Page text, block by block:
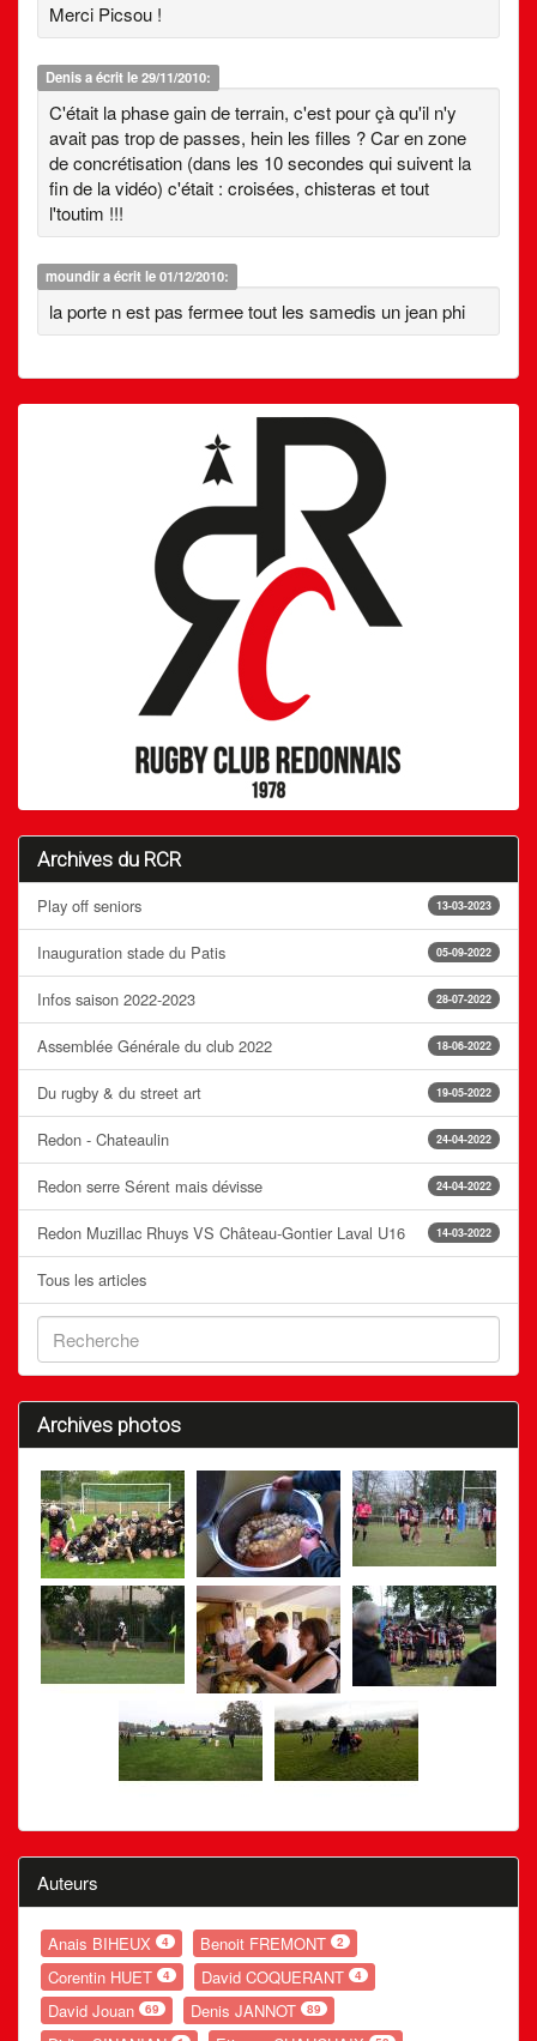
Merci Picsou !
Denisa écrit le 29/11/2010:
C'était la phase gain de terrain, c'est pour çà qu'il n'y
avait pas trop de passes, hein les filles ? Car en zone
de concrétisation (dans les 10 secondes qui suivent la
fin de la vidéo) c'était : croisées, chisteras et tout
l'toutim !!!
moundira écrit le 01/12/2010:
la porte n est pas fermee tout les samedis un jean phi
Archives du RCR
13-03-2023
Play off seniors
05-09-2022
Inauguration stade du Patis
28-07-2022
Infos saison 2022-2023
18-06-2022
Assemblée Générale du club 2022
19-05-2022
Du rugby & du street art
24-04-2022
Redon - Chateaulin
24-04-2022
Redon serre Sérent mais dévisse
14-03-2022
Redon Muzillac Rhuys VS Château-Gontier Laval U16
Tous les articles
Archives photos
Auteurs
Anais BIHEUX 4 Benoit FREMONT 2
Corentin HUET 4 David COQUERANT 4
David Jouan 69 Denis JANNOT 89